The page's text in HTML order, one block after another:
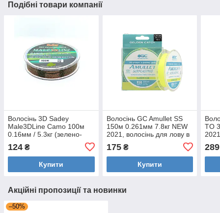
Подібні товари компанії
Волосінь 3D Sadey
Male3DLine Camo 100м
0.16мм / 5.3кг (зелено-
124 ₴
Купити
Волосінь GC Amullet SS
150м 0.261мм 7.8кг NEW
2021, волосінь для лову в
175₴
Купити
TO
289
Акційні пропозиції та новинки
–50%